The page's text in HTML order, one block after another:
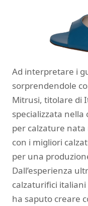
Ad interpretare i
sorprendendole
Mitrusi, titolare di
specializzata nella
per calzature nata
con i migliori
per una
Dall’esperienza
calzaturifici
ha saputo creare